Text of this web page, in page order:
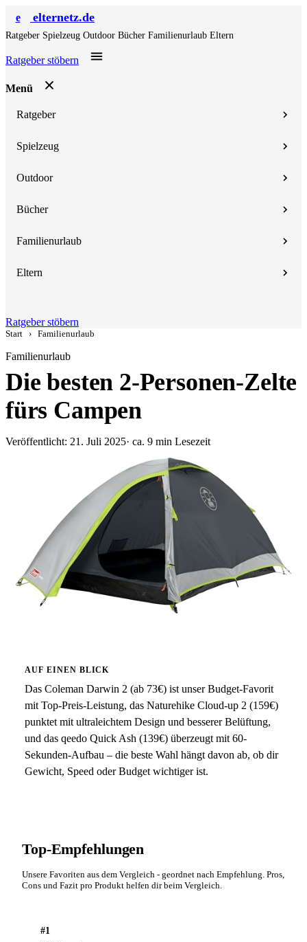
e elternetz.de
Ratgeber Spielzeug Outdoor Bücher Familienurlaub Eltern
Ratgeber stöbern
Menü
Ratgeber
Spielzeug
Outdoor
Bücher
Familienurlaub
Eltern
Ratgeber stöbern
Start › Familienurlaub
Familienurlaub
Die besten 2-Personen-Zelte
fürs Campen
Veröffentlicht: 21. Juli 2025· ca. 9 min Lesezeit
AUF EINEN BLICK
Das Coleman Darwin 2 (ab 73€) ist unser Budget-Favorit
mit Top-Preis-Leistung, das Naturehike Cloud-up 2 (159€)
punktet mit ultraleichtem Design und besserer Belüftung,
und das qeedo Quick Ash (139€) überzeugt mit 60-
Sekunden-Aufbau – die beste Wahl hängt davon ab, ob dir
Gewicht, Speed oder Budget wichtiger ist.
Top-Empfehlungen
Unsere Favoriten aus dem Vergleich - geordnet nach Empfehlung. Pros,
Cons und Fazit pro Produkt helfen dir beim Vergleich.
#1